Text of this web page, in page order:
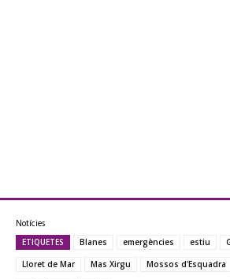
Notícies
ETIQUETES Blanes emergències estiu
Lloret de Mar
Mas Xirgu Mossos d'Esquadra